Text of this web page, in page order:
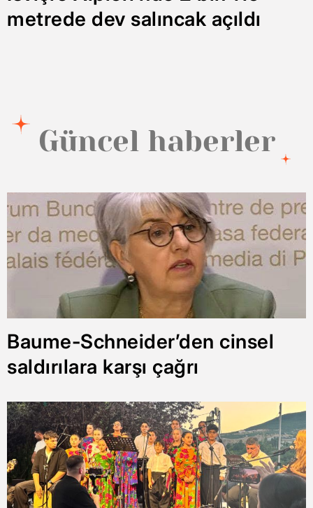
metrede dev salıncak açıldı
Güncel haberler
Baume-Schneider’den cinsel
saldırılara karşı çağrı